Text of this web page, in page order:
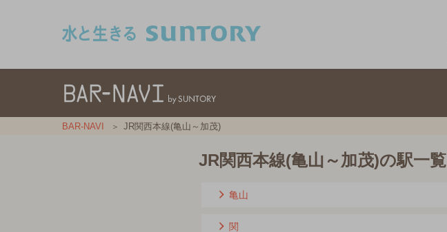
BAR-NAVI JR関西本線(亀山～加茂)
JR関西本線(亀山～加茂)の駅一覧
亀山
関